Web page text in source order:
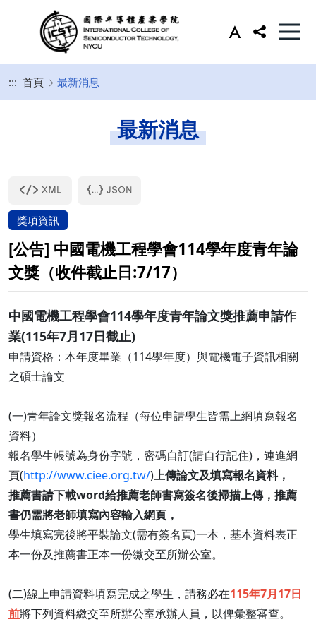
::: 首頁 最新消息
最新消息
獎項資訊
[公告] 中國電機工程學會114學年度青年論
文獎（收件截止日:7/17）
中國電機工程學會114學年度青年論文獎推薦申請作
業(115年7月17日截止)
申請資格：本年度畢業（114學年度）與電機電子資訊相關
之碩士論文
(一)青年論文獎報名流程（每位申請學生皆需上網填寫報名
資料）
報名學生帳號為身份字號，密碼自訂(請自行記住)，連進網
頁(http://www.ciee.org.tw/)上傳論文及填寫報名資料，
推薦書請下載word給推薦老師書寫簽名後掃描上傳，推薦
書仍需將老師填寫內容輸入網頁，
學生填寫完後將平裝論文(需有簽名頁)一本，基本資料表正
本一份及推薦書正本一份繳交至所辦公室。
(二)線上申請資料填寫完成之學生，請務必在115年7月17日
前將下列資料繳交至所辦公室承辦人員，以俾彙整審查。